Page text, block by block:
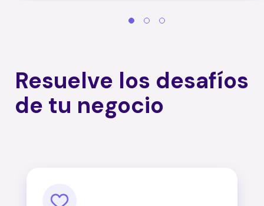
Resuelve los desafíos
de tu negocio